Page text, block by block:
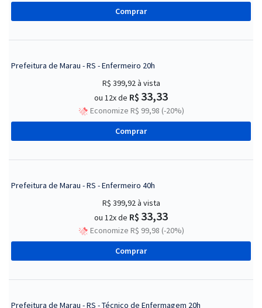
Comprar
Prefeitura de Marau - RS - Enfermeiro 20h
R$ 399,92à vista
ou 12x de R$ 33,33
Economize R$ 99,98 (-20%)
Comprar
Prefeitura de Marau - RS - Enfermeiro 40h
R$ 399,92à vista
ou 12x de R$ 33,33
Economize R$ 99,98 (-20%)
Comprar
Prefeitura de Marau - RS - Técnico de Enfermagem 20h